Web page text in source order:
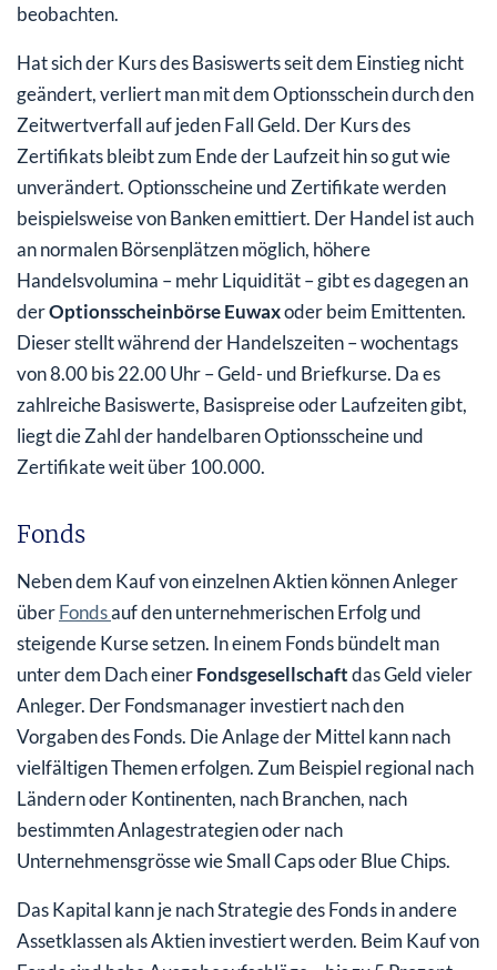
beobachten.
Hat sich der Kurs des Basiswerts seit dem Einstieg nicht
geändert, verliert man mit dem Optionsschein durch den
Zeitwertverfall auf jeden Fall Geld. Der Kurs des
Zertifikats bleibt zum Ende der Laufzeit hin so gut wie
unverändert. Optionsscheine und Zertifikate werden
beispielsweise von Banken emittiert. Der Handel ist auch
an normalen Börsenplätzen möglich, höhere
Handelsvolumina – mehr Liquidität – gibt es dagegen an
derOptionsscheinbörse Euwaxoder beim Emittenten.
Dieser stellt während der Handelszeiten – wochentags
von 8.00 bis 22.00 Uhr – Geld- und Briefkurse. Da es
zahlreiche Basiswerte, Basispreise oder Laufzeiten gibt,
liegt die Zahl der handelbaren Optionsscheine und
Zertifikate weit über 100.000.
Fonds
Neben dem Kauf von einzelnen Aktien können Anleger
überFondsauf den unternehmerischen Erfolg und
steigende Kurse setzen. In einem Fonds bündelt man
unter dem Dach einerFondsgesellschaftdas Geld vieler
Anleger. Der Fondsmanager investiert nach den
Vorgaben des Fonds. Die Anlage der Mittel kann nach
vielfältigen Themen erfolgen. Zum Beispiel regional nach
Ländern oder Kontinenten, nach Branchen, nach
bestimmten Anlagestrategien oder nach
Unternehmensgrösse wie Small Caps oder Blue Chips.
Das Kapital kann je nach Strategie des Fonds in andere
Assetklassen als Aktien investiert werden. Beim Kauf von